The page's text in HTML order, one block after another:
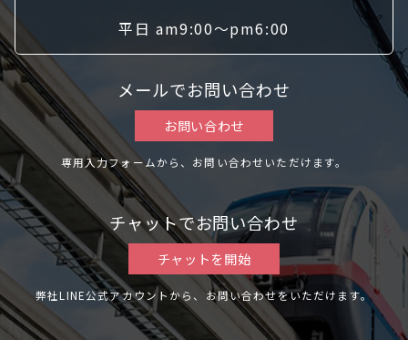
平日 am9:00〜pm6:00
メールでお問い合わせ
お問い合わせ
専用入力フォームから、お問い合わせいただけます。
チャットでお問い合わせ
チャットを開始
弊社LINE公式アカウントから、お問い合わせをいただけます。